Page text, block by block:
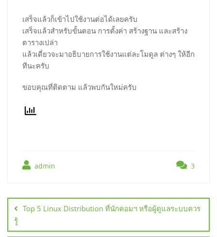
เสร็จแล้วก็เข้าไปใช้งานต่อได้เลยครับ
เสร็จแล้วสำหรับขั้นตอน การตั้งค่า สร้างฐาน และสร้าง
ตารางเปล่า
แล้วเดี่ยวจะมาอธิบายการใช้งานแต่ละโมดูล ต่างๆ ให้อีก
ทีนะครับ
ขอบคุณที่ติดตาม แล้วพบกันใหม่ครับ
admin 3
เรื่องTop 5 Linux Distribution ที่นักคอมฯ หรือผู้ดูแลระบบควร
รู้